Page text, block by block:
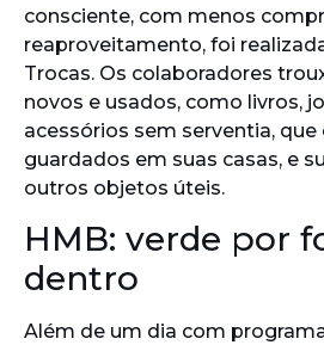
consciente, com menos
reaproveitamento, foi realizada
Trocas. Os colaboradores
novos e usados, como livros,
acessórios sem serventia, que
guardados em suas casas, e
outros objetos úteis.
HMB: verde por
dentro
Além de um dia com